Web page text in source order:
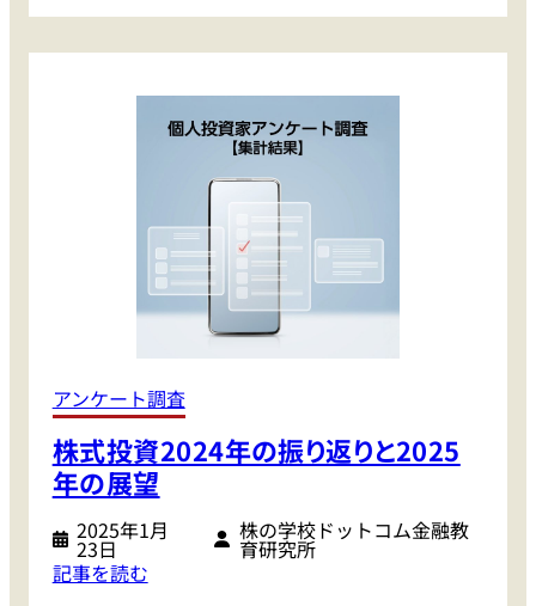
株
価
額
も
拡
大
個
人
投
資
に
聞
窪
田
の
半
導
体
か
ら
生
成
A
I
連
アンケート調査
株式投資2024年の振り返りと2025
年の展望
2025年1月
23日
株の学校ドットコム金融教
育研究所
記事を読む: